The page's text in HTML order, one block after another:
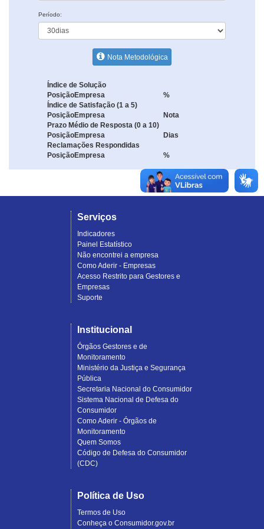
Período:
Nota Metodológica
Índice de Solução
PosiçãoEmpresa
%
Índice de Satisfação (1 a 5)
PosiçãoEmpresa
Nota
Prazo Médio de Resposta (0 a 10)
PosiçãoEmpresa
Dias
Reclamações Respondidas
PosiçãoEmpresa %
Serviços
Indicadores
Painel Estatístico
Não encontrei a empresa
Como Aderir - Empresas
Acesso Restrito para Gestores e
Empresas
Suporte
Institucional
Órgãos Gestores e de
Monitoramento
Ministério da Justiça e Segurança
Pública
Secretaria Nacional do Consumidor
Sistema Nacional de Defesa do
Consumidor
Como Aderir - Órgãos de
Monitoramento
Quem Somos
Código de Defesa do Consumidor
(CDC)
Política de Uso
Termos de Uso
Conheça o Consumidor.gov.br